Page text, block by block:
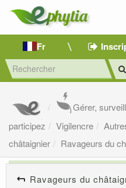
Fr
Gérer,
participez
Vigilencre
châtaignier
Ravageurs du
Ravageurs du